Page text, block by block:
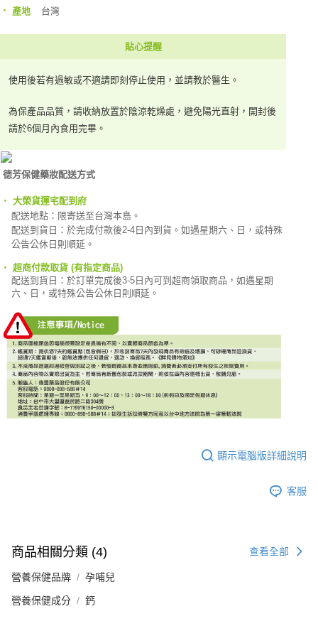
‧ 產地 台灣
貼心提醒
使用後若有過敏或不適請即刻停止使用，並請教於醫生。
為保產品品質，請收納放置於陰涼乾燥處，避免陽光直射，開封後
請於6個月內食用完畢。
德芳保健藥妝配送方式
‧ 大榮貨運宅配到府
配送地點：限寄送至台灣本島。
配送到貨日：於完成付款後2-4日內到貨。如遇星期六、日，或特殊
公告公休日則順延。
‧ 超商付款取貨 (有指定商品)
配送到貨日：於訂單完成後3-5日內可到超商領取商品，如遇星期
六、日，或特殊公告公休日則順延。
顯示電腦版詳細說明
客服
商品相關分類 (4) 查看全部
營養保健品牌 孕哺兒
營養保健成分 鈣